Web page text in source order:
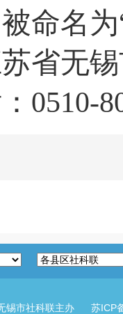
命名
省无
0510-
锡市社科联主办 苏ICP